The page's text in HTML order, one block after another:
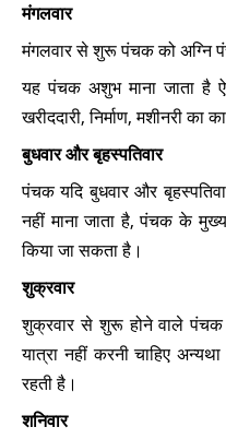
मंगलवार
मंगलवार से शुरू पंचक को अग्नि
यह पंचक अशुभ माना जाता है
खरीददारी, निर्माण, मशीनरी का
बुधवार और बृहस्पतिवार
पंचक यदि बुधवार और
नहीं माना जाता है, पंचक के
किया जा सकता है।
शुक्रवार
शुक्रवार से शुरू होने वाले पंचक
यात्रा नहीं करनी चाहिए
रहती है।
शनिवार